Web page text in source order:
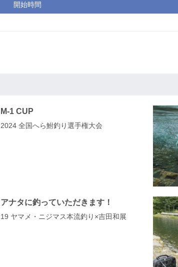
開始時間
M-1 CUP
2024 全国へら鮒釣り選手権大会
アナタに釣っていただきます！
19 ヤマメ・ニジマス本流釣り×吉田和展